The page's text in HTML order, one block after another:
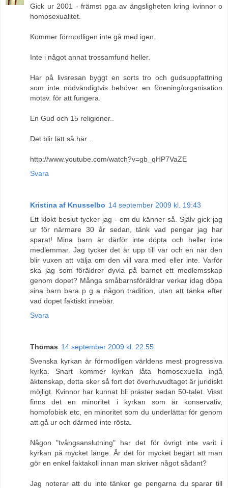
Gick ur 2001 - främst pga av ängsligheten kring kvinnor o
homosexualitet.
Kommer förmodligen inte gå med igen.
Inte i något annat trossamfund heller.
Har på livsresan byggt en sorts tro och gudsuppfattning
som inte nödvändigtvis behöver en förening/organisation
motsv. för att fungera.
En Gud och 15 religioner..
Det blir lätt så här...
http://www.youtube.com/watch?v=gb_qHP7VaZE
Svara
Kristina af Knusselbo 14 september 2009 kl. 19:43
Ett klokt beslut tycker jag - om du känner så. Själv gick jag
ur för närmare 30 år sedan, tänk vad pengar jag har
sparat! Mina barn är därför inte döpta och heller inte
medlemmar. Jag tycker det är upp till var och en när den
blir vuxen att välja om den vill vara med eller inte. Varför
ska jag som föräldrer dyvla på barnet ett medlemsskap
genom dopet? Många småbarnsföräldrar verkar idag döpa
sina barn bara p g a någon tradition, utan att tänka efter
vad dopet faktiskt innebär.
Svara
Thomas 14 september 2009 kl. 22:55
Svenska kyrkan är förmodligen världens mest progressiva
kyrka. Snart kommer kyrkan låta homosexuella ingå
äktenskap, detta sker så fort det överhuvudtaget är juridiskt
möjligt. Kvinnor har kunnat bli präster sedan 50-talet. Visst
finns det en minoritet i kyrkan som är konservativ,
homofobisk etc, en minoritet som du underlättar för genom
att gå ur och därmed inte rösta.
Någon "tvångsanslutning" har det för övrigt inte varit i
kyrkan på mycket länge. Är det för mycket begärt att man
gör en enkel faktakoll innan man skriver något sådant?
Jag noterar att du inte tänker ge pengarna du sparar till